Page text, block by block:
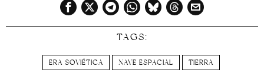
TAGS:
ERA SOVIÉTICA NAVE ESPACIAL TIERRA